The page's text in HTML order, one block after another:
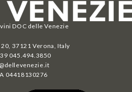
DOC delle Venezie
37121 Verona, Italy
045.494.3850
04418130276